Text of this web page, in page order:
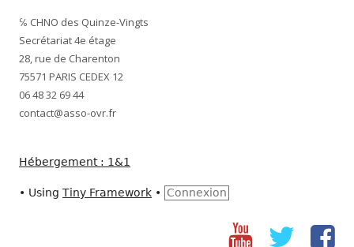
℅ CHNO des Quinze-Vingts
Secrétariat 4e étage
28, rue de Charenton
75571 PARIS CEDEX 12
06 48 32 69 44
contact@asso-ovr.fr
Hébergement : 1&1
• Using Tiny Framework • Connexion
Youtube Twitter